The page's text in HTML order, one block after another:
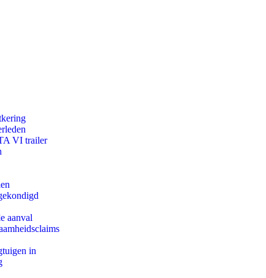
VI trailer
aanval
in